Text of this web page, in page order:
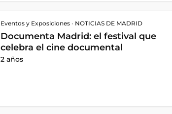
Eventos y Exposiciones • NOTICIAS DE MADRID
Documenta Madrid: el festival que
celebra el cine documental
2 años